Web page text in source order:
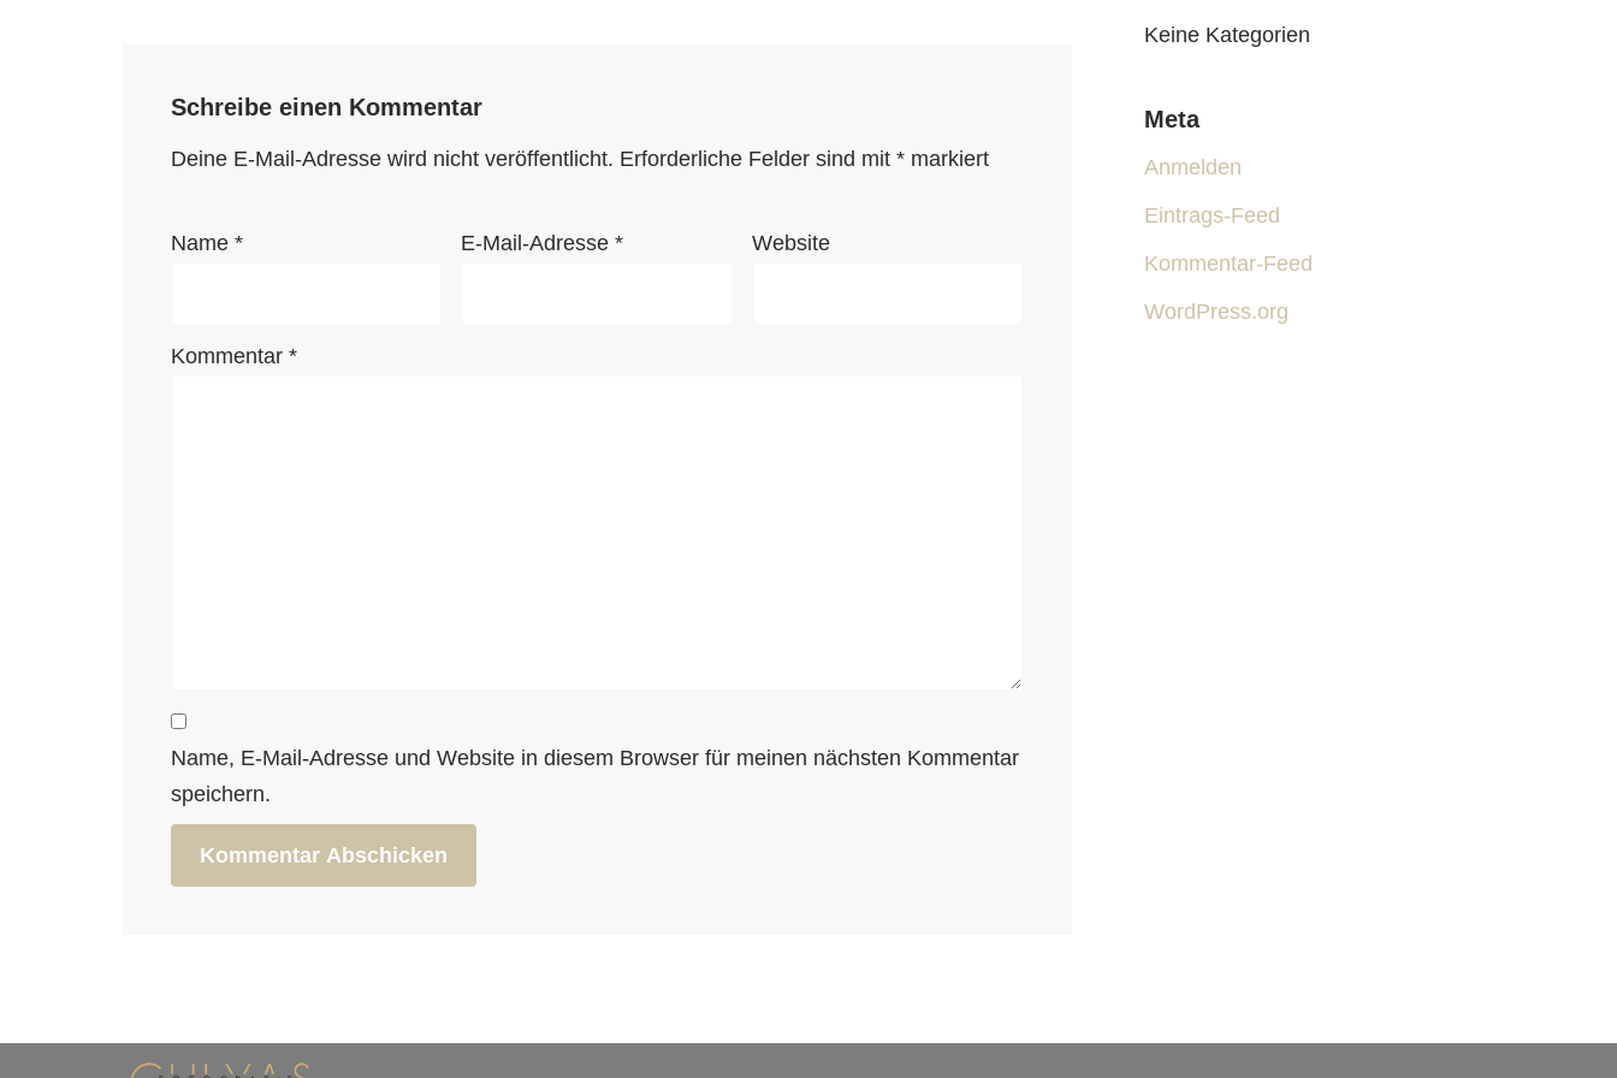
Schreibe einen Kommentar
Deine E-Mail-Adresse wird nicht veröffentlicht. Erforderliche Felder sind mit * markiert
Name * E-Mail-Adresse* Website
Kommentar *
Name, E-Mail-Adresse und Website in diesem Browser für meinen nächsten Kommentar
speichern.
Keine Kategorien
Meta
Anmelden
Eintrags-Feed
Kommentar-Feed
WordPress.org